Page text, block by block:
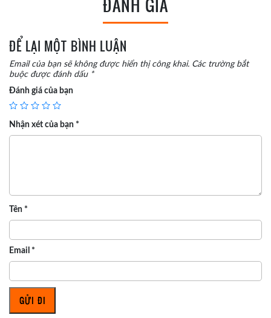
ĐÁNH GIÁ
ĐỂ LẠI MỘT BÌNH LUẬN
Email của bạn sẽ không được hiển thị công khai. Các trường bắt
buộc được đánh dấu *
Đánh giá của bạn
Nhận xét của bạn *
Tên *
Email *